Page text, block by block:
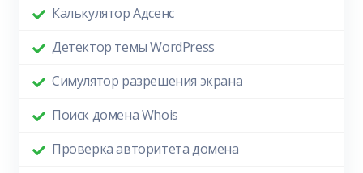
Калькулятор Адсенс
Детектор темы WordPress
Симулятор разрешения экрана
Поиск домена Whois
Проверка авторитета домена